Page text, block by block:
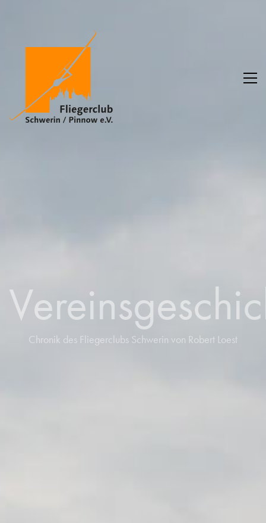
Chronik des Fliegerclubs Schwerin von Robert Loest